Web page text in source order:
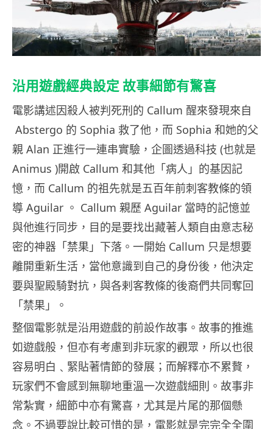
沿用遊戲經典設定 故事細節有驚喜
電影講述因殺人被判死刑的 Callum 醒來發現來自
Abstergo 的 Sophia 救了他，而 Sophia 和她的父
親 Alan 正進行一連串實驗，企圖透過科技 (也就是
Animus )開啟 Callum 和其他「病人」的基因記
憶，而 Callum 的祖先就是五百年前刺客教條的領
導 Aguilar 。 Callum 親歷 Aguilar 當時的記憶並
與他進行同步，目的是要找出藏著人類自由意志秘
密的神器「禁果」下落。一開始 Callum 只是想要
離開重新生活，當他意識到自己的身份後，他決定
要與聖殿騎對抗，與各剌客教條的後裔們共同奪回
「禁果」。
整個電影就是沿用遊戲的前設作故事。故事的推進
如遊戲般，但亦有考慮到非玩家的觀眾，所以也很
容易明白﹑緊貼著情節的發展；而解釋亦不累贅，
玩家們不會感到無聊地重溫一次遊戲細則。故事非
常紮實，細節中亦有驚喜，尤其是片尾的那個懸
念。不過要說比較可惜的是，電影就是完完全全圍